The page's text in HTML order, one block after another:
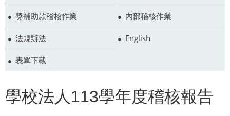
獎補助款稽核作業 內部稽核作業
法規辦法 English
表單下載
學校法人113學年度稽核報告